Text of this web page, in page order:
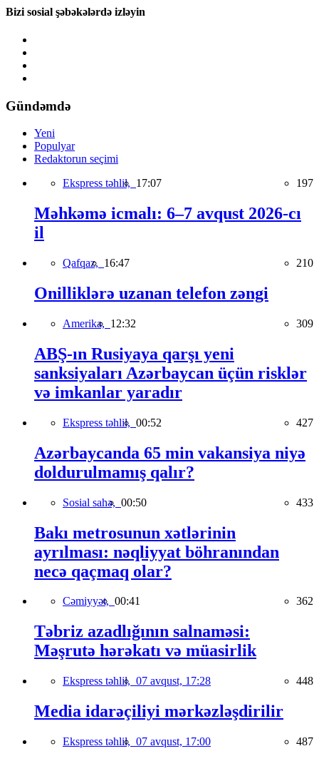
Bizi sosial şəbəkələrdə izləyin
Gündəmdə
Yeni
Populyar
Redaktorun seçimi
Ekspress təhlil, 17:07 197
Məhkəmə icmalı: 6–7 avqust 2026-cı
il
Qafqaz, 16:47 210
Onilliklərə uzanan telefon zəngi
Amerika, 12:32 309
ABŞ-ın Rusiyaya qarşı yeni
sanksiyaları Azərbaycan üçün risklər
və imkanlar yaradır
Ekspress təhlil, 00:52 427
Azərbaycanda 65 min vakansiya niyə
doldurulmamış qalır?
Sosial sahə, 00:50 433
Bakı metrosunun xətlərinin
ayrılması: nəqliyyat böhranından
necə qaçmaq olar?
Cəmiyyət, 00:41 362
Təbriz azadlığının salnaməsi:
Məşrutə hərəkatı və müasirlik
Ekspress təhlil, 07 avqust, 17:28 448
Media idarəçiliyi mərkəzləşdirilir
Ekspress təhlil, 07 avqust, 17:00 487